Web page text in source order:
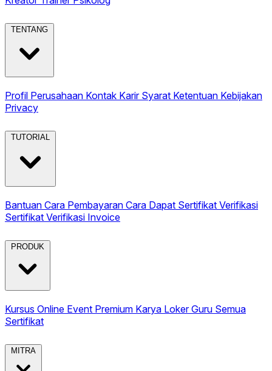
TENTANG
Profil Perusahaan Kontak Karir Syarat Ketentuan Kebijakan
Privacy
TUTORIAL
Bantuan Cara Pembayaran Cara Dapat Sertifikat Verifikasi
Sertifikat Verifikasi Invoice
PRODUK
Kursus Online Event Premium Karya Loker Guru Semua
Sertifikat
MITRA